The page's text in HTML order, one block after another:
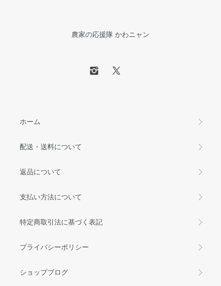
農家の応援隊 かわニャン
ホーム
配送・送料について
返品について
支払い方法について
特定商取引法に基づく表記
プライバシーポリシー
ショップブログ